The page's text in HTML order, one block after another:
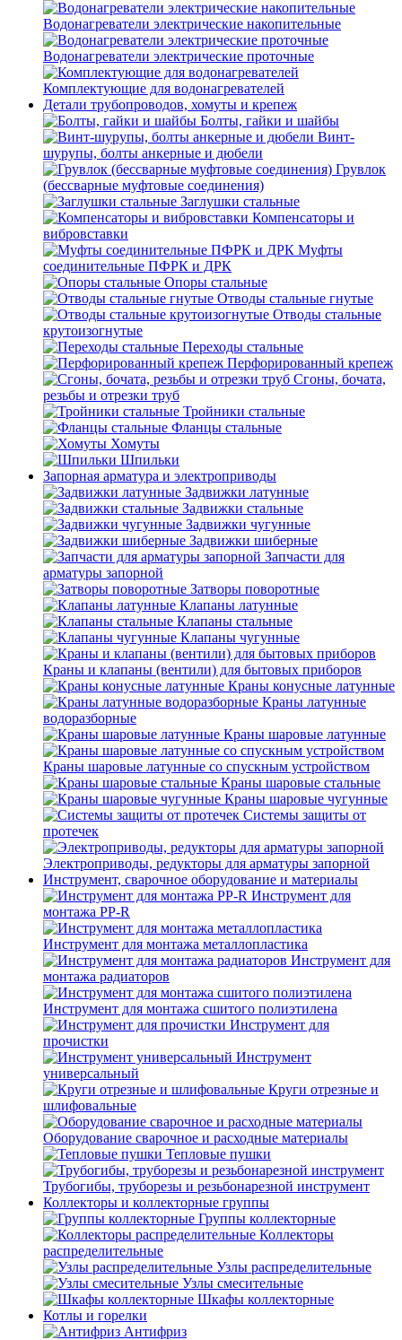
Водонагреватели электрические накопительные
Водонагреватели электрические проточные
Комплектующие для водонагревателей
Детали трубопроводов, хомуты и крепеж
Болты, гайки и шайбы
Винт-
шурупы, болты анкерные и дюбели
Грувлок
(бессварные муфтовые соединения)
Заглушки стальные
Компенсаторы и
вибровставки
Муфты
соединительные ПФРК и ДРК
Опоры стальные
Отводы стальные гнутые
Отводы стальные
крутоизогнутые
Переходы стальные
Перфорированный крепеж
Сгоны, бочата,
резьбы и отрезки труб
Тройники стальные
Фланцы стальные
Хомуты
Шпильки
Запорная арматура и электроприводы
Задвижки латунные
Задвижки стальные
Задвижки чугунные
Задвижки шиберные
Запчасти для
арматуры запорной
Затворы поворотные
Клапаны латунные
Клапаны стальные
Клапаны чугунные
Краны и клапаны (вентили) для бытовых приборов
Краны конусные латунные
Краны латунные
водоразборные
Краны шаровые латунные
Краны шаровые латунные со спускным устройством
Краны шаровые стальные
Краны шаровые чугунные
Системы защиты от
протечек
Электроприводы, редукторы для арматуры запорной
Инструмент, сварочное оборудование и материалы
Инструмент для
монтажа PP-R
Инструмент для монтажа металлопластика
Инструмент для
монтажа радиаторов
Инструмент для монтажа сшитого полиэтилена
Инструмент для
прочистки
Инструмент
универсальный
Круги отрезные и
шлифовальные
Оборудование сварочное и расходные материалы
Тепловые пушки
Трубогибы, труборезы и резьбонарезной инструмент
Коллекторы и коллекторные группы
Группы коллекторные
Коллекторы
распределительные
Узлы распределительные
Узлы смесительные
Шкафы коллекторные
Котлы и горелки
Антифриз